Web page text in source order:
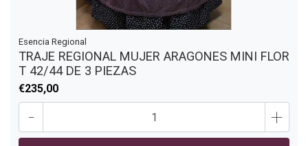
Esencia Regional
TRAJE REGIONAL MUJER ARAGONES MINI FLOR
T 42/44 DE 3 PIEZAS
€235,00
- +